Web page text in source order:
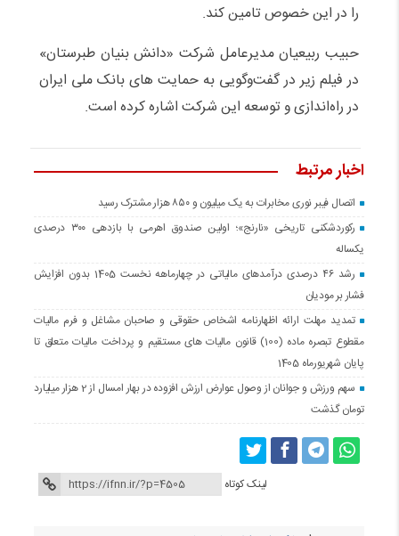
را در این خصوص تامین کند.
حبیب ربیعیان مدیرعامل شرکت «دانش بنیان طبرستان»
در فیلم زیر در گفت‌وگویی به حمایت های بانک ملی ایران
در راه‌اندازی و توسعه این شرکت اشاره کرده است.
اخبار مرتبط
اتصال فیبر نوری مخابرات به یک میلیون و ۸۵۰ هزار مشترک رسید
رکوردشکنی تاریخی «نارنج»؛ اولین صندوق اهرمی با بازدهی ۳۰۰ درصدی
یکساله
رشد ۴۶ درصدی درآمدهای مالیاتی در چهارماهه نخست 1405 بدون افزایش
فشار بر مودیان
تمدید مهلت ارائه اظهارنامه اشخاص حقوقی و صاحبان مشاغل و فرم مالیات
مقطوع تبصره ماده (100) قانون مالیات های مستقیم و پرداخت مالیات متعلق تا
پایان شهریورماه 1405
سهم ورزش و جوانان از وصول عوارض ارزش افزوده در بهار امسال از 2 هزار میلیارد
تومان گذشت
لینک کوتاه